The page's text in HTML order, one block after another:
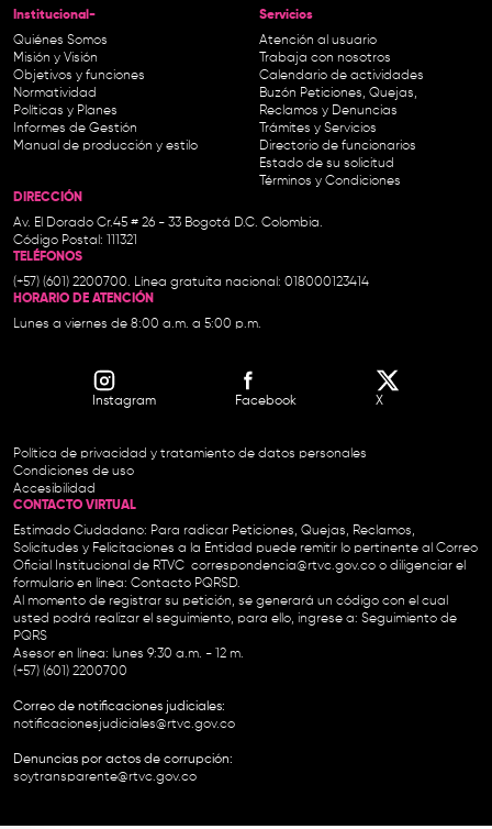
Institucional-
Quiénes Somos
Misión y Visión
Objetivos y funciones
Normatividad
Políticas y Planes
Informes de Gestión
Manual de producción y estilo
Servicios
Atención al usuario
Trabaja con nosotros
Calendario de actividades
Buzón Peticiones, Quejas,
Reclamos y Denuncias
Trámites y Servicios
Directorio de funcionarios
Estado de su solicitud
Términos y Condiciones
DIRECCIÓN
Av. El Dorado Cr.45 # 26 - 33 Bogotá D.C. Colombia.
Código Postal: 111321
TELÉFONOS
(+57) (601) 2200700. Línea gratuita nacional: 018000123414
HORARIO DE ATENCIÓN
Lunes a viernes de 8:00 a.m. a 5:00 p.m.
Instagram Facebook X
Política de privacidad y tratamiento de datos personales
Condiciones de uso
Accesibilidad
CONTACTO VIRTUAL
Estimado Ciudadano: Para radicar Peticiones, Quejas, Reclamos,
Solicitudes y Felicitaciones a la Entidad puede remitir lo pertinente al Correo
Oficial Institucional de RTVC correspondencia@rtvc.gov.co o diligenciar el
formulario en línea: Contacto PQRSD.
Al momento de registrar su petición, se generará un código con el cual
usted podrá realizar el seguimiento, para ello, ingrese a: Seguimiento de
PQRS
Asesor en línea: lunes 9:30 a.m. - 12 m.
(+57) (601) 2200700
Correo de notificaciones judiciales:
notificacionesjudiciales@rtvc.gov.co
Denuncias por actos de corrupción:
soytransparente@rtvc.gov.co